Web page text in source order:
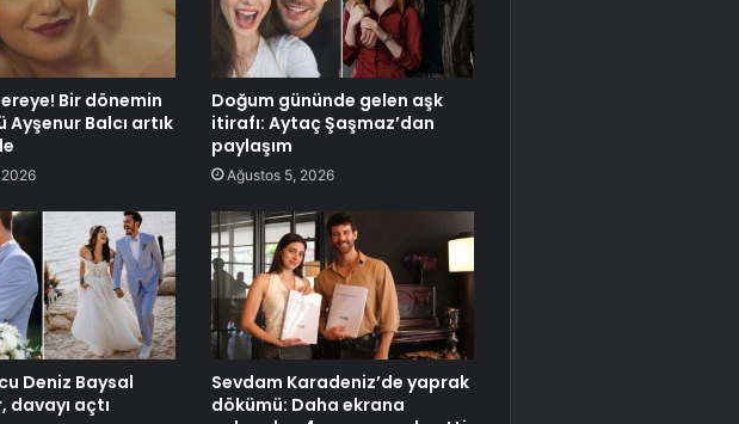
Bir dönemin
Ayşenur Balcı artık
Doğum gününde gelen aşk
itirafı: Aytaç Şaşmaz’dan
paylaşım
Ağustos 5, 2026
Deniz Baysal
davayı açtı
Sevdam Karadeniz’de yaprak
dökümü: Daha ekrana